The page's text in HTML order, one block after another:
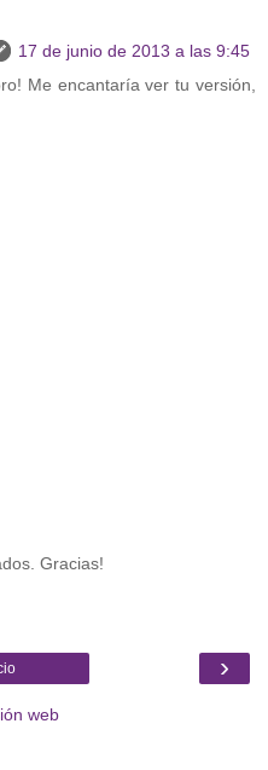
17 de junio de 2013 a las 9:45
Me encantaría ver tu versión,
Gracias!
›
web